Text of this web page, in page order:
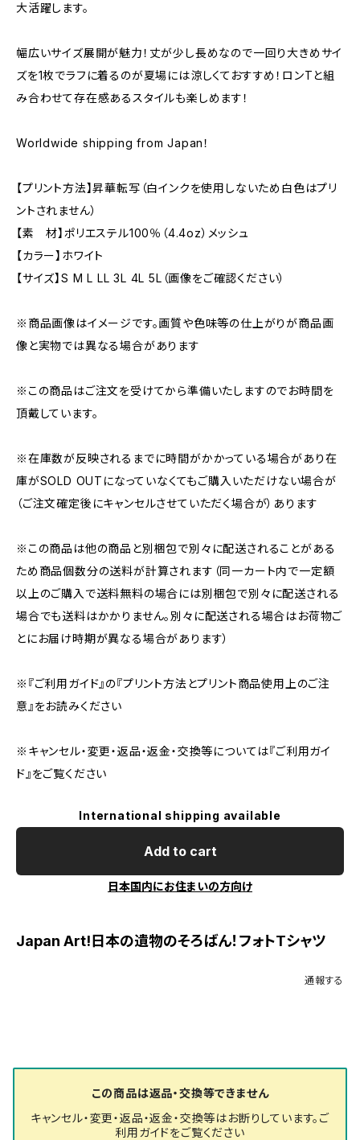
大活躍します。
幅広いサイズ展開が魅力！丈が少し長めなので一回り大きめサイ
ズを1枚でラフに着るのが夏場には涼しくておすすめ！ロンTと組
み合わせて存在感あるスタイルも楽しめます！
Worldwide shipping from Japan！
【プリント方法】昇華転写（白インクを使用しないため白色はプリ
ントされません）
【素 材】ポリエステル100％（4.4oz）メッシュ
【カラー】ホワイト
【サイズ】S M L LL 3L 4L 5L（画像をご確認ください）
※商品画像はイメージです。画質や色味等の仕上がりが商品画
像と実物では異なる場合があります
※この商品はご注文を受けてから準備いたしますのでお時間を
頂戴しています。
※在庫数が反映されるまでに時間がかかっている場合があり在
庫がSOLD OUTになっていなくてもご購入いただけない場合が
（ご注文確定後にキャンセルさせていただく場合が）あります
※この商品は他の商品と別梱包で別々に配送されることがある
ため商品個数分の送料が計算されます（同一カート内で一定額
以上のご購入で送料無料の場合には別梱包で別々に配送される
場合でも送料はかかりません。別々に配送される場合はお荷物ご
とにお届け時期が異なる場合があります）
※『ご利用ガイド』の『プリント方法とプリント商品使用上のご注
意』をお読みください
※キャンセル・変更・返品・返金・交換等については『ご利用ガイ
ド』をご覧ください
International shipping available
Add to cart
日本国内にお住まいの方向け
Japan Art!日本の遺物のそろばん！フォトTシャツ
通報する
この商品は返品・交換等できません
キャンセル・変更・返品・返金・交換等はお断りしています。ご
利用ガイドをご覧ください